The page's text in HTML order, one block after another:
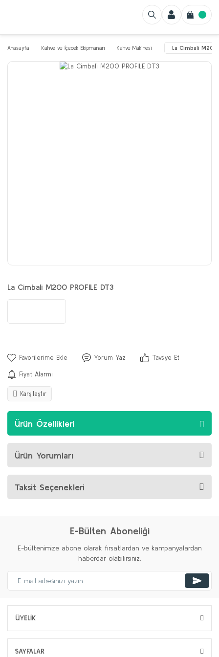
Anasayfa Kahve ve İçecek Ekipmanları Kahve Makinesi La Cimbali M200
La Cimbali M200 PROFILE DT3
Yorum Yaz Tavsiye Et
Fiyat Alarmı
Karşılaştır
Ürün Özellikleri
Ürün Yorumları
Taksit Seçenekleri
E-Bülten Aboneliği
E-bültenimize abone olarak fırsatlardan ve kampanyalardan
haberdar olabilirsiniz.
ÜYELİK
SAYFALAR